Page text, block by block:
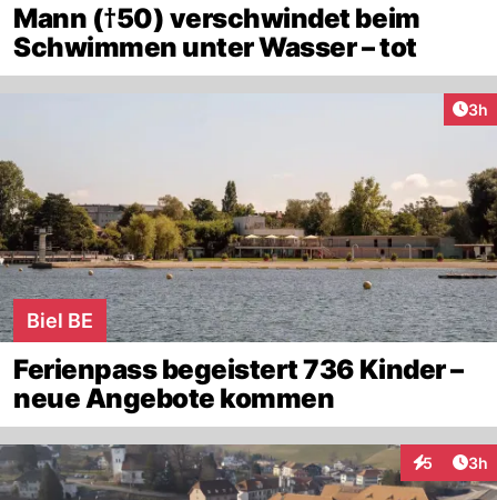
Mann (†50) verschwindet beim
Schwimmen unter Wasser – tot
3h
Biel BE
Ferienpass begeistert 736 Kinder –
neue Angebote kommen
5 3h